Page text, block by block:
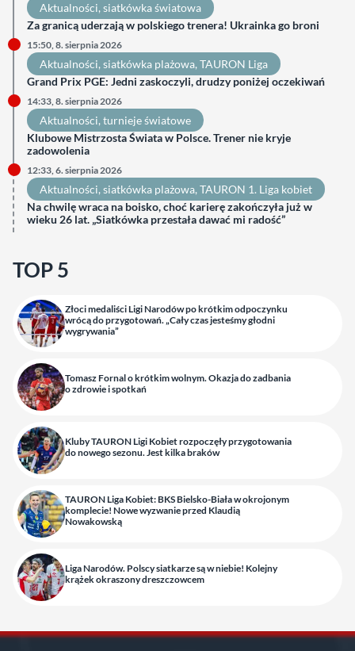
Aktualności, siatkówka światowa
Za granicą uderzają w polskiego trenera! Ukrainka go broni
15:50, 8. sierpnia 2026
Aktualności, siatkówka plażowa, TAURON Liga
Grand Prix PGE: Jedni zaskoczyli, drudzy poniżej oczekiwań
14:33, 8. sierpnia 2026
Aktualności, turnieje światowe
Klubowe Mistrzosta Świata w Polsce. Trener nie kryje
zadowolenia
12:33, 6. sierpnia 2026
Aktualności, siatkówka plażowa, TAURON 1. Liga kobiet
Na chwilę wraca na boisko, choć karierę zakończyła już w
wieku 26 lat. „Siatkówka przestała dawać mi radość”
TOP 5
Złoci medaliści Ligi Narodów po krótkim odpoczynku
wrócą do przygotowań. „Cały czas jesteśmy głodni
wygrywania”
Tomasz Fornal o krótkim wolnym. Okazja do zadbania
o zdrowie i spotkań
Kluby TAURON Ligi Kobiet rozpoczęły przygotowania
do nowego sezonu. Jest kilka braków
TAURON Liga Kobiet: BKS Bielsko-Biała w okrojonym
komplecie! Nowe wyzwanie przed Klaudią
Nowakowską
Liga Narodów. Polscy siatkarze są w niebie! Kolejny
krążek okraszony dreszczowcem